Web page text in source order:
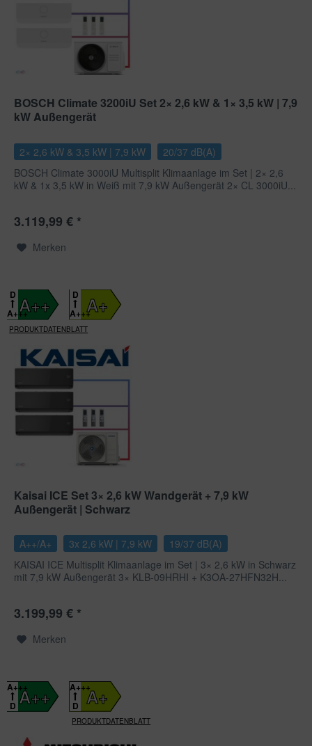
BOSCH Climate 3200iU Set 2× 2,6 kW & 1× 3,5 kW | 7,9
kW Außengerät
2× 2,6 kW & 3,5 kW | 7,9 kW
20/37 dB(A)
BOSCH Climate 3000iU Multisplit Klimaanlage im Set | 2× 2,6
kW & 1x 3,5 kW in Weiß mit 7,9 kW Außengerät 2× CL 3000iU...
3.119,99 € *
Merken
A++
D
A+++
PRODUKTDATENBLATT
A+
D
A+++
Kaisai ICE Set 3× 2,6 kW Wandgerät + 7,9 kW
Außengerät | Schwarz
A++/A+ 3x 2,6 kW | 7,9 kW
19/37 dB(A)
KAISAI ICE Multisplit Klimaanlage im Set | 3× 2,6 kW in Schwarz
mit 7,9 kW Außengerät 3× KLB-09HRHI + K3OA-27HFN32H...
3.199,99 € *
Merken
A++
A+++
D
A+
A+++
D
PRODUKTDATENBLATT